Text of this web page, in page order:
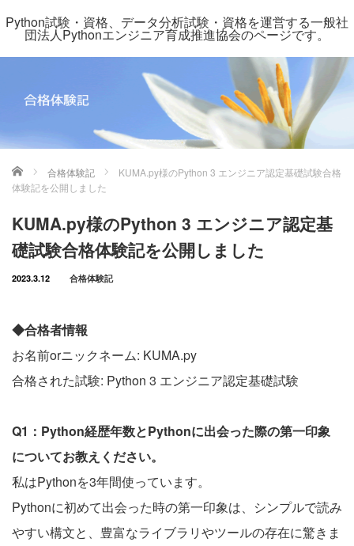
Python試験・資格、データ分析試験・資格を運営する一般社
団法人Pythonエンジニア育成推進協会のページです。
ホーム 合格体験記
KUMA.py様のPython 3 エンジニア認定基礎試験合格
体験記を公開しました
KUMA.py様のPython 3 エンジニア認定基
礎試験合格体験記を公開しました
2023.3.12 合格体験記
◆合格者情報
お名前orニックネーム: KUMA.py
合格された試験: Python 3 エンジニア認定基礎試験
Q1：Python経歴年数とPythonに出会った際の第一印象
についてお教えください。
私はPythonを3年間使っています。
Pythonに初めて出会った時の第一印象は、シンプルで読み
やすい構文と、豊富なライブラリやツールの存在に驚きま